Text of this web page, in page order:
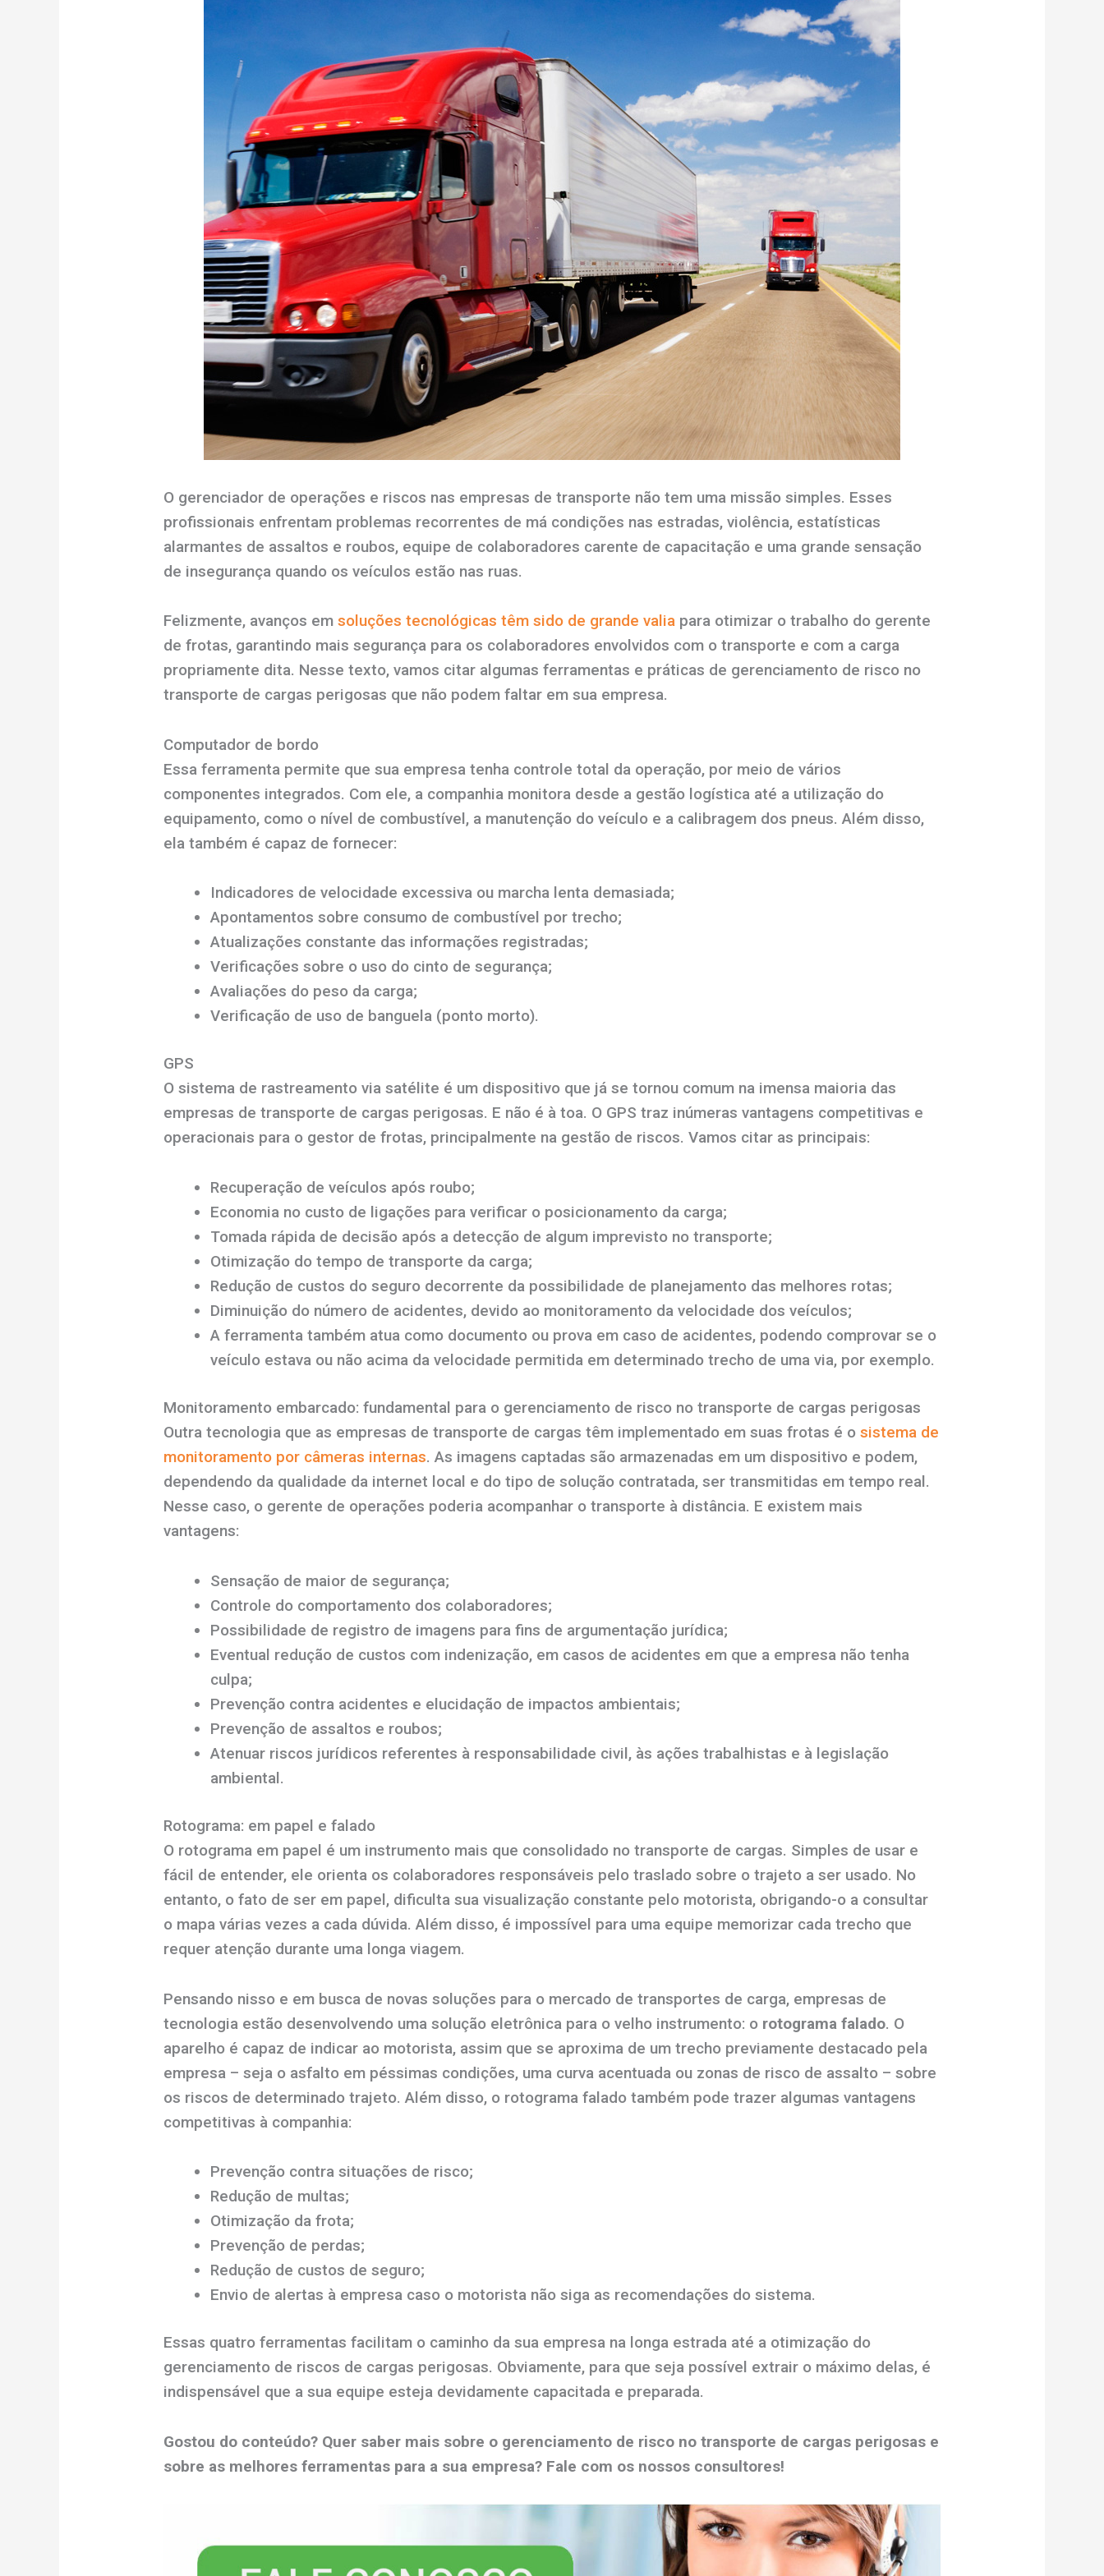
O gerenciador de operações e riscos nas empresas de transporte não tem uma missão simples. Esses
profissionais enfrentam problemas recorrentes de má condições nas estradas, violência, estatísticas
alarmantes de assaltos e roubos, equipe de colaboradores carente de capacitação e uma grande sensação
de insegurança quando os veículos estão nas ruas.
Felizmente, avanços em soluções tecnológicas têm sido de grande valiapara otimizar o trabalho do gerente
de frotas, garantindo mais segurança para os colaboradores envolvidos com o transporte e com a carga
propriamente dita. Nesse texto, vamos citar algumas ferramentas e práticas de gerenciamento de risco no
transporte de cargas perigosas que não podem faltar em sua empresa.
Computador de bordo
Essa ferramenta permite que sua empresa tenha controle total da operação, por meio de vários
componentes integrados. Com ele, a companhia monitora desde a gestão logística até a utilização do
equipamento, como o nível de combustível, a manutenção do veículo e a calibragem dos pneus. Além disso,
ela também é capaz de fornecer:
Indicadores de velocidade excessiva ou marcha lenta demasiada;
Apontamentos sobre consumo de combustível por trecho;
Atualizações constante das informações registradas;
Verificações sobre o uso do cinto de segurança;
Avaliações do peso da carga;
Verificação de uso de banguela (ponto morto).
GPS
O sistema de rastreamento via satélite é um dispositivo que já se tornou comum na imensa maioria das
empresas de transporte de cargas perigosas. E não é à toa. O GPS traz inúmeras vantagens competitivas e
operacionais para o gestor de frotas, principalmente na gestão de riscos. Vamos citar as principais:
Recuperação de veículos após roubo;
Economia no custo de ligações para verificar o posicionamento da carga;
Tomada rápida de decisão após a detecção de algum imprevisto no transporte;
Otimização do tempo de transporte da carga;
Redução de custos do seguro decorrente da possibilidade de planejamento das melhores rotas;
Diminuição do número de acidentes, devido ao monitoramento da velocidade dos veículos;
A ferramenta também atua como documento ou prova em caso de acidentes, podendo comprovar se o
veículo estava ou não acima da velocidade permitida em determinado trecho de uma via, por exemplo.
Monitoramento embarcado: fundamental para o gerenciamento de risco no transporte de cargas perigosas
Outra tecnologia que as empresas de transporte de cargas têm implementado em suas frotas é o sistema de
monitoramento por câmeras internas. As imagens captadas são armazenadas em um dispositivo e podem,
dependendo da qualidade da internet local e do tipo de solução contratada, ser transmitidas em tempo real.
Nesse caso, o gerente de operações poderia acompanhar o transporte à distância. E existem mais
vantagens:
Sensação de maior de segurança;
Controle do comportamento dos colaboradores;
Possibilidade de registro de imagens para fins de argumentação jurídica;
Eventual redução de custos com indenização, em casos de acidentes em que a empresa não tenha
culpa;
Prevenção contra acidentes e elucidação de impactos ambientais;
Prevenção de assaltos e roubos;
Atenuar riscos jurídicos referentes à responsabilidade civil, às ações trabalhistas e à legislação
ambiental.
Rotograma: em papel e falado
O rotograma em papel é um instrumento mais que consolidado no transporte de cargas. Simples de usar e
fácil de entender, ele orienta os colaboradores responsáveis pelo traslado sobre o trajeto a ser usado. No
entanto, o fato de ser em papel, dificulta sua visualização constante pelo motorista, obrigando-o a consultar
o mapa várias vezes a cada dúvida. Além disso, é impossível para uma equipe memorizar cada trecho que
requer atenção durante uma longa viagem.
Pensando nisso e em busca de novas soluções para o mercado de transportes de carga, empresas de
tecnologia estão desenvolvendo uma solução eletrônica para o velho instrumento: o rotograma falado. O
aparelho é capaz de indicar ao motorista, assim que se aproxima de um trecho previamente destacado pela
empresa – seja o asfalto em péssimas condições, uma curva acentuada ou zonas de risco de assalto – sobre
os riscos de determinado trajeto. Além disso, o rotograma falado também pode trazer algumas vantagens
competitivas à companhia:
Prevenção contra situações de risco;
Redução de multas;
Otimização da frota;
Prevenção de perdas;
Redução de custos de seguro;
Envio de alertas à empresa caso o motorista não siga as recomendações do sistema.
Essas quatro ferramentas facilitam o caminho da sua empresa na longa estrada até a otimização do
gerenciamento de riscos de cargas perigosas. Obviamente, para que seja possível extrair o máximo delas, é
indispensável que a sua equipe esteja devidamente capacitada e preparada.
Gostou do conteúdo? Quer saber mais sobre o gerenciamento de risco no transporte de cargas perigosas e
sobre as melhores ferramentas para a sua empresa? Fale com os nossos consultores!